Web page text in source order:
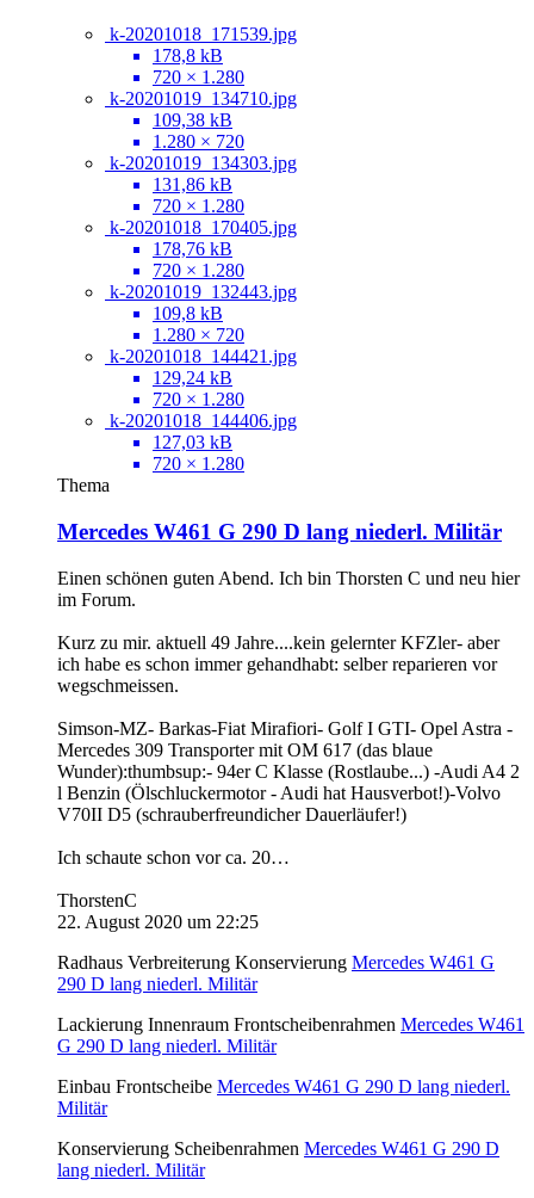
k-20201018_171539.jpg
178,8 kB
720 × 1.280
k-20201019_134710.jpg
109,38 kB
1.280 × 720
k-20201019_134303.jpg
131,86 kB
720 × 1.280
k-20201018_170405.jpg
178,76 kB
720 × 1.280
k-20201019_132443.jpg
109,8 kB
1.280 × 720
k-20201018_144421.jpg
129,24 kB
720 × 1.280
k-20201018_144406.jpg
127,03 kB
720 × 1.280
Thema
Mercedes W461 G 290 D lang niederl. Militär
Einen schönen guten Abend. Ich bin Thorsten C und neu hier
im Forum.
Kurz zu mir. aktuell 49 Jahre....kein gelernter KFZler- aber
ich habe es schon immer gehandhabt: selber reparieren vor
wegschmeissen.
Simson-MZ- Barkas-Fiat Mirafiori- Golf I GTI- Opel Astra -
Mercedes 309 Transporter mit OM 617 (das blaue
Wunder):thumbsup:- 94er C Klasse (Rostlaube...) -Audi A4 2
l Benzin (Ölschluckermotor - Audi hat Hausverbot!)-Volvo
V70II D5 (schrauberfreundicher Dauerläufer!)
Ich schaute schon vor ca. 20…
ThorstenC
22. August 2020 um 22:25
Radhaus Verbreiterung Konservierung Mercedes W461 G
290 D lang niederl. Militär
Lackierung Innenraum Frontscheibenrahmen Mercedes W461
G 290 D lang niederl. Militär
Einbau Frontscheibe Mercedes W461 G 290 D lang niederl.
Militär
Konservierung Scheibenrahmen Mercedes W461 G 290 D
lang niederl. Militär